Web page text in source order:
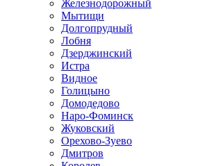
Железнодорожный
Мытищи
Долгопрудный
Лобня
Дзерджинский
Истра
Видное
Голицыно
Домодедово
Наро-Фоминск
Жуковский
Орехово-Зуево
Дмитров